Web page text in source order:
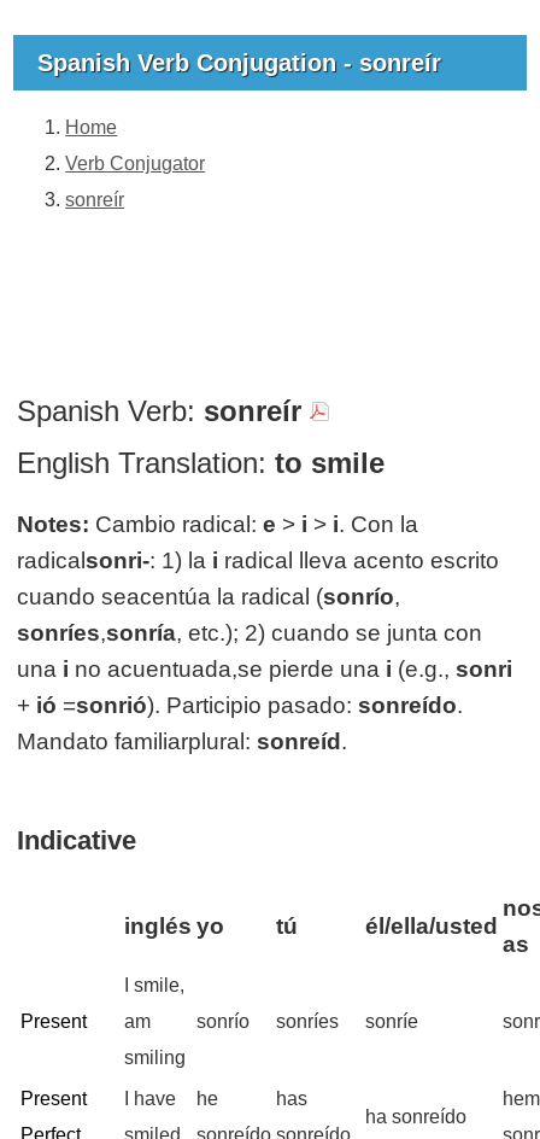
Spanish Verb Conjugation - sonreír
Home
Verb Conjugator
sonreír
Spanish Verb: sonreír
English Translation: to smile
Notes: Cambio radical:e > i > i. Con la
radicalsonri-: 1) la i radical lleva acento escrito
cuando seacentúa la radical (sonrío,
sonríes,sonría, etc.); 2) cuando se junta con
una i no acuentuada,se pierde una i (e.g.,sonri
+ ió =sonrió). Participio pasado:sonreído.
Mandato familiarplural:sonreíd.
Indicative
inglés yo tú él/ella/usted
as
Present
I smile,
am
smiling
sonrío sonríes sonríe
Present
Perfect
I have
smiled
he
sonreído
has
sonreído
ha sonreído